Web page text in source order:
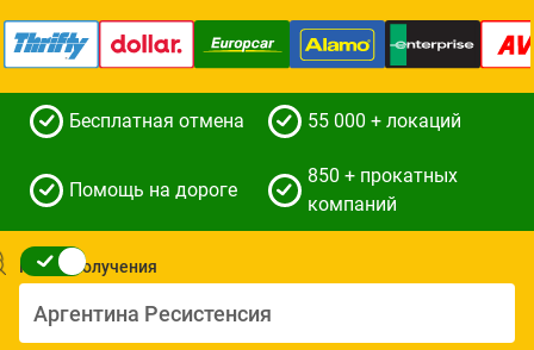
Бесплатная отмена 55 000 + локаций
Помощь на дороге
850 + прокатных
компаний
Место получения